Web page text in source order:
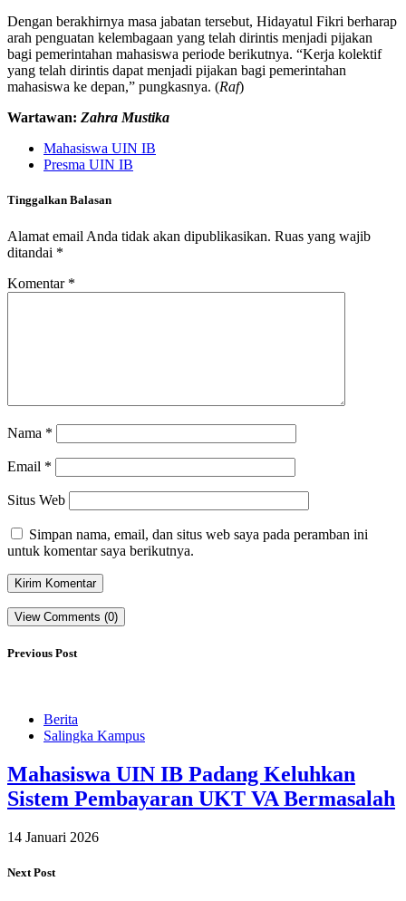
Dengan berakhirnya masa jabatan tersebut, Hidayatul Fikri berharap
arah penguatan kelembagaan yang telah dirintis menjadi pijakan
bagi pemerintahan mahasiswa periode berikutnya. “Kerja kolektif
yang telah dirintis dapat menjadi pijakan bagi pemerintahan
mahasiswa ke depan,” pungkasnya. (Raf)
Wartawan: Zahra Mustika
Mahasiswa UIN IB
Presma UIN IB
Tinggalkan Balasan
Alamat email Anda tidak akan dipublikasikan. Ruas yang wajib
ditandai *
Komentar *
Nama *
Email *
Situs Web
Simpan nama, email, dan situs web saya pada peramban ini
untuk komentar saya berikutnya.
View Comments (0)
Previous Post
Berita
Salingka Kampus
Mahasiswa UIN IB Padang Keluhkan
Sistem Pembayaran UKT VA Bermasalah
14 Januari 2026
Next Post